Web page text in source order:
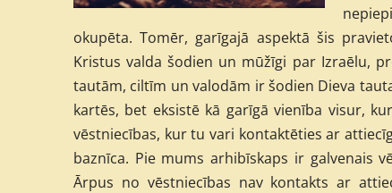
okupēta. Tomēr, garīgajā aspektā šis
Kristus valda šodien un mūžīgi par Izraēlu,
tautām, ciltīm un valodām ir šodien Dieva
kartēs, bet eksistē kā garīgā vienība visur,
vēstniecības, kur tu vari kontaktēties ar
baznīca. Pie mums arhibīskaps ir galvenais
Ārpus no vēstniecības nav kontakts ar